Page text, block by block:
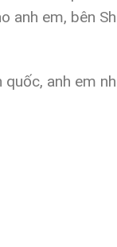
anh em, bên
anh em